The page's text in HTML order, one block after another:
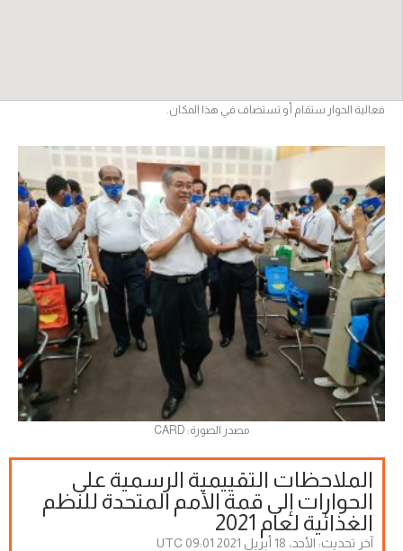
فعالية الحوار ستقام أو تستضاف في هذا المكان.
الملاحظات التقييمية الرسمية على
الحوارات إلى قمة الأمم المتحدة للنظم
الغذائية لعام 2021
آخر تحديث: الأحد، 18 أبريل 2021 09:01 UTC
مصدر الصورة: CARD